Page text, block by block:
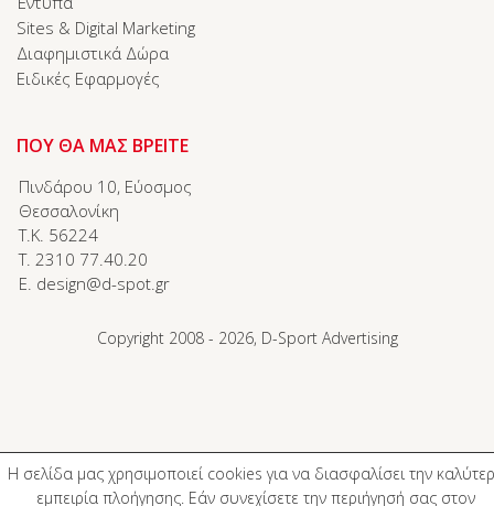
Η σελίδα μας χρησιμοποιεί cookies για να διασφαλίσει την
εμπειρία πλοήγησης. Εάν συνεχίσετε την περιήγησή σας στον
Sites & Digital Marketing
Διαφημιστικά Δώρα
Ειδικές Εφαρμογές
ΠΟΥ ΘΑ ΜΑΣ ΒΡΕΙΤΕ
Πινδάρου 10, Εύοσμος
Θεσσαλονίκη
T.K. 56224
T. 2310 77.40.20
E. design@d-spot.gr
Copyright 2008 - 2026, D-Sport Advertising